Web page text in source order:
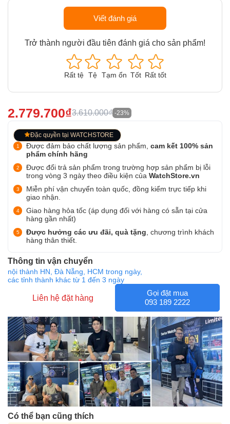
Viết đánh giá
Trở thành người đầu tiên đánh giá cho sản phẩm!
Rất tệ Tệ Tạm ổn Tốt Rất tốt
2.779.700₫3.610.000₫ -23%
Đặc quyền tại WATCHSTORE
Được đảm bảo chất lượng sản phẩm, cam kết 100% sản
phẩm chính hãng
Được đổi trả sản phẩm trong trường hợp sản phẩm bị lỗi
trong vòng 3 ngày theo điều kiện của WatchStore.vn
Miễn phí vận chuyển toàn quốc, đồng kiểm trực tiếp khi
giao nhận.
Giao hàng hỏa tốc (áp dụng đối với hàng có sẵn tại cửa
hàng gần nhất)
Được hưởng các ưu đãi, quà tặng , chương trình khách
hàng thân thiết.
Thông tin vận chuyển
nội thành HN, Đà Nẵng, HCM trong ngày,
các tỉnh thành khác từ 1 đến 3 ngày
Liên hệ đặt hàng
Gọi đặt mua
093 189 2222
Có thể bạn cũng thích